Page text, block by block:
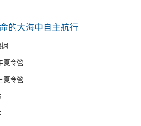
的大海中自主航行
掘
夏令營
夏令營